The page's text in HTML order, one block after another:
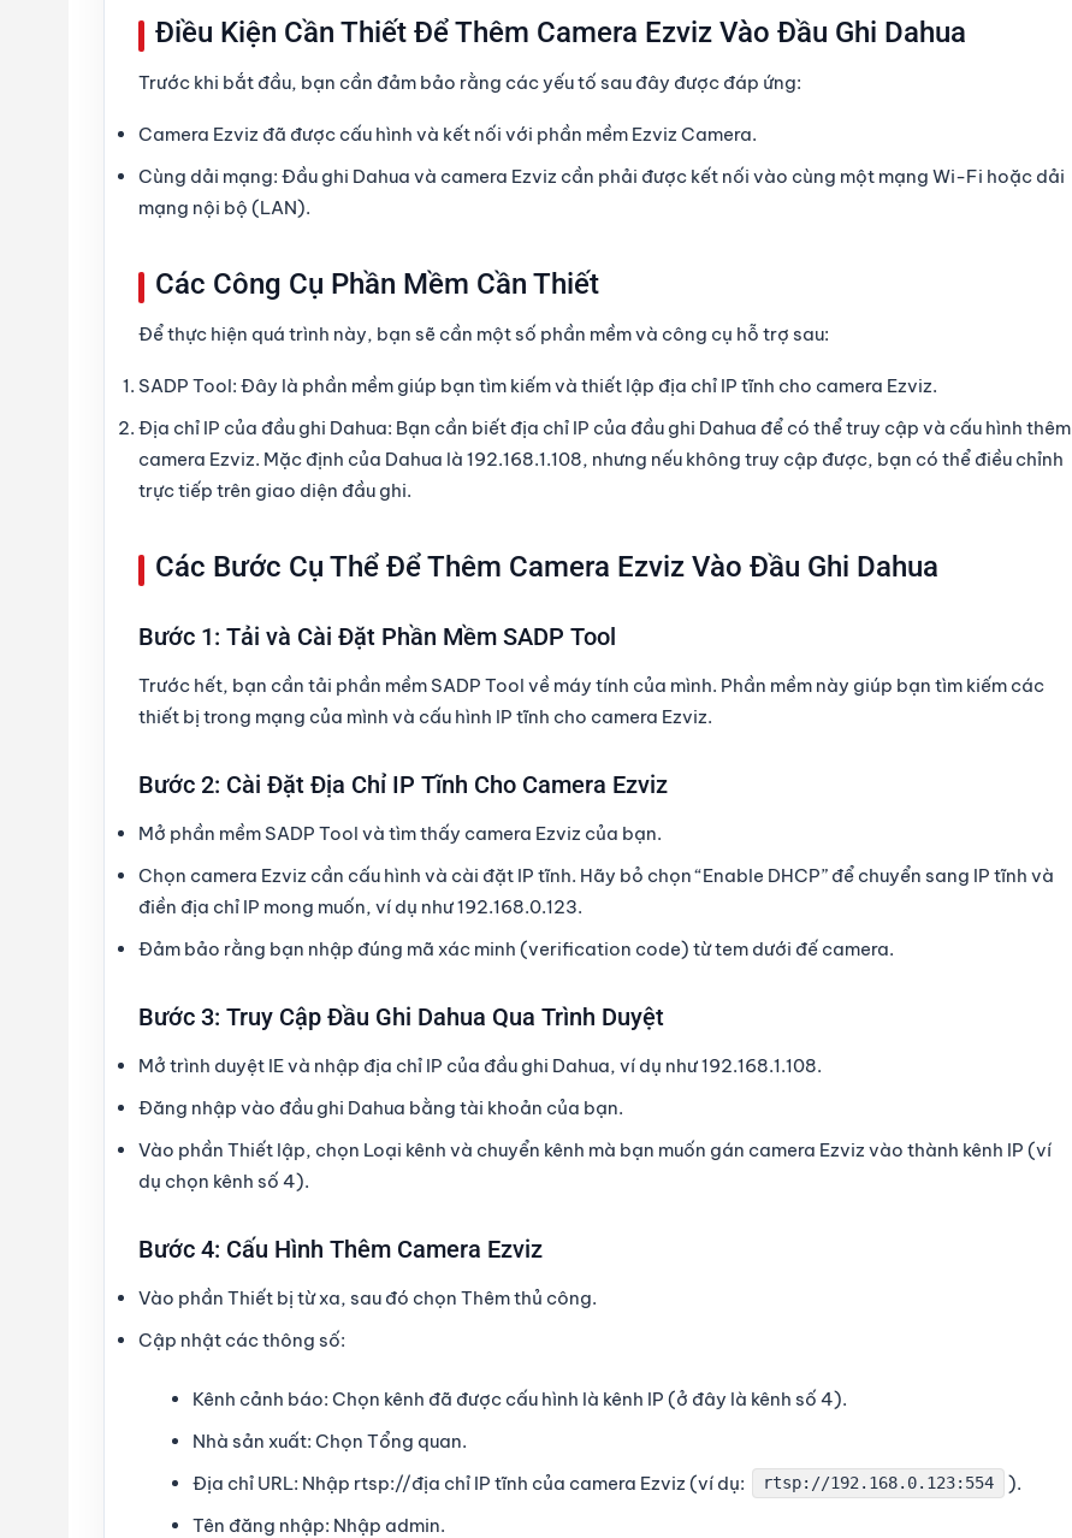
Điều Kiện Cần Thiết Để Thêm Camera Ezviz Vào Đầu Ghi Dahua
Trước khi bắt đầu, bạn cần đảm bảo rằng các yếu tố sau đây được đáp ứng:
Camera Ezviz đã được cấu hình và kết nối với phần mềm Ezviz Camera.
Cùng dải mạng: Đầu ghi Dahua và camera Ezviz cần phải được kết nối vào cùng một mạng Wi-Fi hoặc dải
mạng nội bộ (LAN).
Các Công Cụ Phần Mềm Cần Thiết
Để thực hiện quá trình này, bạn sẽ cần một số phần mềm và công cụ hỗ trợ sau:
SADP Tool: Đây là phần mềm giúp bạn tìm kiếm và thiết lập địa chỉ IP tĩnh cho camera Ezviz.
Địa chỉ IP của đầu ghi Dahua: Bạn cần biết địa chỉ IP của đầu ghi Dahua để có thể truy cập và cấu hình thêm
camera Ezviz. Mặc định của Dahua là 192.168.1.108, nhưng nếu không truy cập được, bạn có thể điều chỉnh
trực tiếp trên giao diện đầu ghi.
Các Bước Cụ Thể Để Thêm Camera Ezviz Vào Đầu Ghi Dahua
Bước 1: Tải và Cài Đặt Phần Mềm SADP Tool
Trước hết, bạn cần tải phần mềm SADP Tool về máy tính của mình. Phần mềm này giúp bạn tìm kiếm các
thiết bị trong mạng của mình và cấu hình IP tĩnh cho camera Ezviz.
Bước 2: Cài Đặt Địa Chỉ IP Tĩnh Cho Camera Ezviz
Mở phần mềm SADP Tool và tìm thấy camera Ezviz của bạn.
Chọn camera Ezviz cần cấu hình và cài đặt IP tĩnh. Hãy bỏ chọn “Enable DHCP” để chuyển sang IP tĩnh và
điền địa chỉ IP mong muốn, ví dụ như192.168.0.123.
Đảm bảo rằng bạn nhập đúng mã xác minh (verification code) từ tem dưới đế camera.
Bước 3: Truy Cập Đầu Ghi Dahua Qua Trình Duyệt
Mở trình duyệt IEvà nhập địa chỉ IP của đầu ghi Dahua, ví dụ như192.168.1.108.
Đăng nhập vào đầu ghi Dahua bằng tài khoản của bạn.
Vào phần Thiết lập, chọn Loại kênh và chuyển kênh mà bạn muốn gán camera Ezviz vào thành kênh IP (ví
dụ chọn kênh số 4).
Bước 4: Cấu Hình Thêm Camera Ezviz
Vào phần Thiết bị từ xa, sau đó chọn Thêm thủ công.
Cập nhật các thông số:
Kênh cảnh báo: Chọn kênh đã được cấu hình là kênh IP (ở đây là kênh số 4).
Nhà sản xuất: Chọn Tổng quan.
Địa chỉ URL: Nhập rtsp://địa chỉ IP tĩnh của camera Ezviz (ví dụ: rtsp://192.168.0.123:554
).
Tên đăng nhập: Nhập admin.